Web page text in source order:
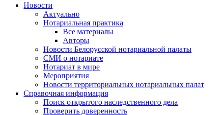
Новости
Актуально
Нотариальная практика
Все материалы
Авторы
Новости Белорусской нотариальной палаты
СМИ о нотариате
Нотариат в мире
Мероприятия
Новости территориальных нотариальных палат
Справочная информация
Поиск открытого наследственного дела
Проверить доверенность